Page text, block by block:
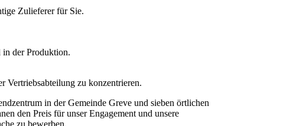
Zulieferer für Sie.
in der Produktion.
Vertriebsabteilung zu konzentrieren.
in der Gemeinde Greve und sieben örtlichen
den Preis für unser Engagement und unsere